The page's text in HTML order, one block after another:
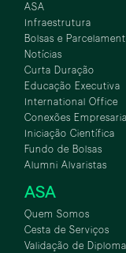
ASA
Infraestrutura
Bolsas e
Notícias
Curta Duração
Educação Executiva
International Office
Conexões
Iniciação Científica
Fundo de Bolsas
Alumni Alvaristas
ASA
Quem Somos
Cesta de Serviços
Validação de